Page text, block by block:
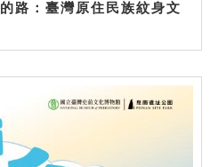
路：臺灣原住民族紋身文